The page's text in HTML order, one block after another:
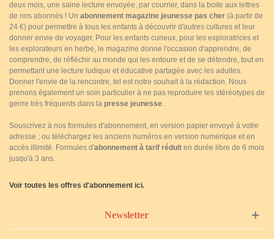
deux mois, une saine lecture envoyée, par courrier, dans la boite aux lettres
de nos abonnés ! Un abonnement magazine jeunesse pas cher (à partir de
24 €) pour permettre à tous les enfants à découvrir d'autres cultures et leur
donner envie de voyager. Pour les enfants curieux, pour les exploratrices et
les explorateurs en herbe, le magazine donne l'occasion d'apprendre, de
comprendre, de réfléchir au monde qui les entoure et de se détendre, tout en
permettant une lecture ludique et éducative partagée avec les adultes.
Donner l'envie de la rencontre, tel est notre souhait à la rédaction. Nous
prenons également un soin particulier à ne pas reproduire les stéréotypes de
genre très fréquents dans la presse jeunesse.
Souscrivez à nos formules d'abonnement, en version papier envoyé à votre
adresse ; ou téléchargez les anciens numéros en version numérique et en
accès illimité. Formules d'abonnement à tarif réduit en durée libre de 6 mois
jusqu'à 3 ans.
Voir toutes les offres d'abonnement ici.
Newsletter